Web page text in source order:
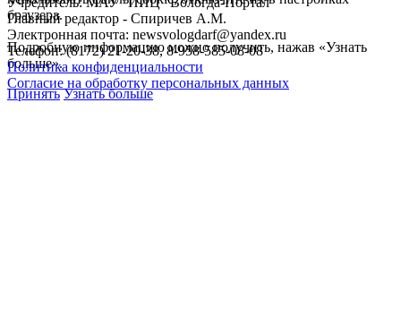
Главный редактор - Спиричев А.М.
Электронная почта: newsvologdarf@yandex.ru
Телефон: (8172) 21-20-38, 8-958-585-08-08
Политика конфиденциальности
Согласие на обработку персональных данных
браузера.
Подробную информацию можно получить, нажав «Узнать
больше».
Принять Узнать больше